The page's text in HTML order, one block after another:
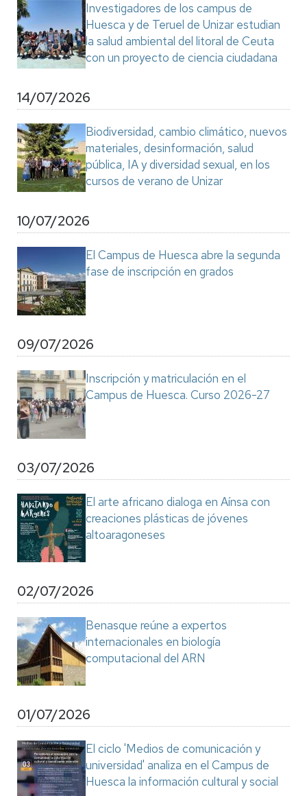
Investigadores de los campus de
Huesca y de Teruel de Unizar estudian
la salud ambiental del litoral de Ceuta
con un proyecto de ciencia ciudadana
14/07/2026
Biodiversidad, cambio climático, nuevos
materiales, desinformación, salud
pública, IA y diversidad sexual, en los
cursos de verano de Unizar
10/07/2026
El Campus de Huesca abre la segunda
fase de inscripción en grados
09/07/2026
Inscripción y matriculación en el
Campus de Huesca. Curso 2026-27
03/07/2026
El arte africano dialoga en Aínsa con
creaciones plásticas de jóvenes
altoaragoneses
02/07/2026
Benasque reúne a expertos
internacionales en biología
computacional del ARN
01/07/2026
El ciclo 'Medios de comunicación y
universidad' analiza en el Campus de
Huesca la información cultural y social